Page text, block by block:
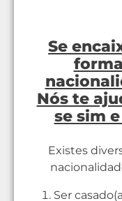
Se
Nós te
se sim
Existes
Ser